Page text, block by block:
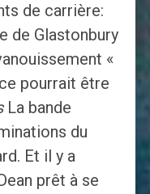
de carrière:
de Glastonbury
«
pourrait être
La bande
du
Et il y a
prêt à se